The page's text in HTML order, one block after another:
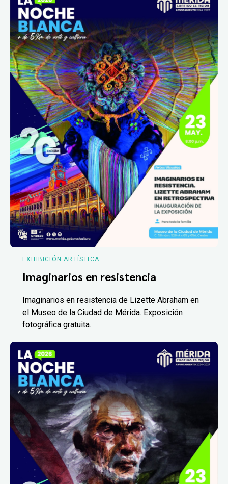
EXHIBICIÓN ARTÍSTICA
Imaginarios en resistencia
Imaginarios en resistencia de Lizette Abraham en
el Museo de la Ciudad de Mérida. Exposición
fotográfica gratuita.